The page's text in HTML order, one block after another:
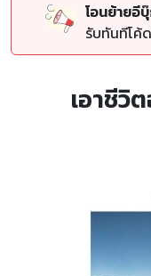
โอนย้ายอี
รับทันทีโค้
เอาชีวิ